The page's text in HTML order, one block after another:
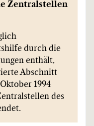
Zentralstellen
durch die
enthält,
Abschnitt
1994
des